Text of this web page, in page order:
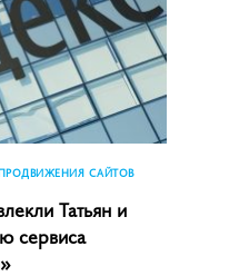
САЙТОВ
Татьян и
сервиса